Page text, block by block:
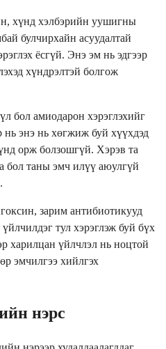
хүнд хэлбэрийн уушигны
булчирхайн асуудалтай
ёсгүй. Энэ эм нь эдгээр
хүндрэлтэй болгож
бол амиодарон хэрэглэхийг
нь энэ нь хөгжиж буй хүүхдэд
орж болзошгүй. Хэрэв та
бол таны эмч илүү аюулгүй
зарим антибиотикууд
тул хэрэглэж буй бүх
харилцан үйлчлэл нь ноцтой
эмчилгээ хийлгэх
нэрс